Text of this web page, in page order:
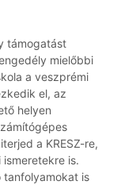
támogatást
mielőbbi
a veszprémi
el, az
helyen
a KRESZ-re,
is.
tanfolyamokat is